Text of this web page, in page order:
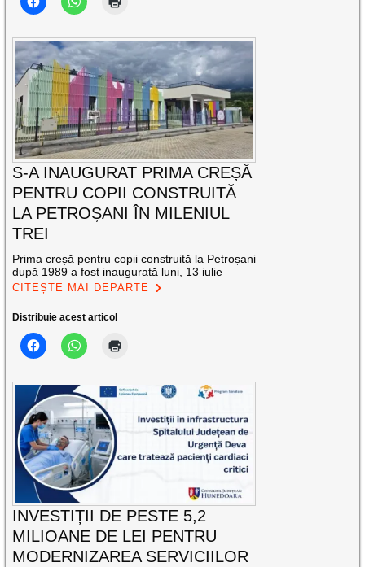
S-A INAUGURAT PRIMA CREȘĂ
PENTRU COPII CONSTRUITĂ
LA PETROȘANI ÎN MILENIUL
TREI
Prima creșă pentru copii construită la Petroșani
după 1989 a fost inaugurată luni, 13 iulie
CITEȘTE MAI DEPARTE
Distribuie acest articol
INVESTIȚII DE PESTE 5,2
MILIOANE DE LEI PENTRU
MODERNIZAREA SERVICIILOR